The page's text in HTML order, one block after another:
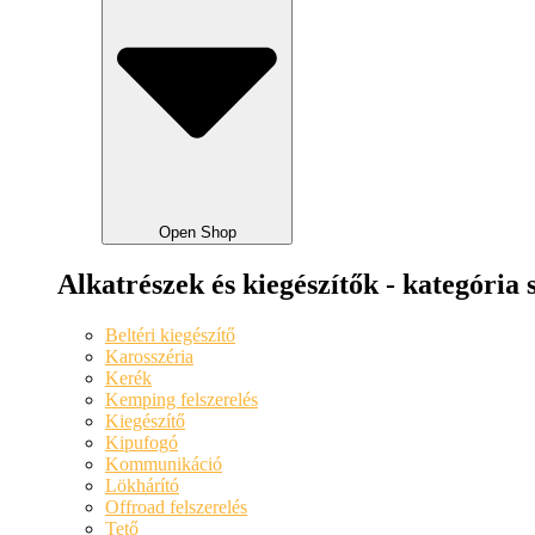
Open Shop
Alkatrészek és kiegészítők - kategória
Beltéri kiegészítő
Karosszéria
Kerék
Kemping felszerelés
Kiegészítő
Kipufogó
Kommunikáció
Lökhárító
Offroad felszerelés
Tető